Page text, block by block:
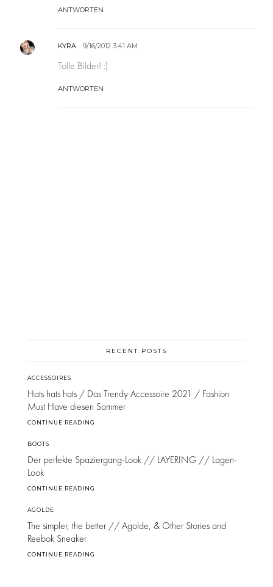
ANTWORTEN
KYRA 9/16/2012 3:41 AM
Tolle Bilder! :)
ANTWORTEN
RECENT POSTS
ACCESSOIRES
Hats hats hats / Das Trendy Accessoire 2021 / Fashion
Must Have diesen Sommer
CONTINUE READING
BOOTS
Der perfekte Spaziergang-Look // LAYERING // Lagen-
Look
CONTINUE READING
AGOLDE
The simpler, the better // Agolde, & Other Stories and
Reebok Sneaker
CONTINUE READING